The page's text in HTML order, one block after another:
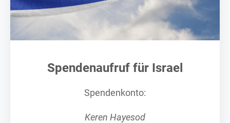
Spendenaufruf für Israel
Spendenkonto:
Keren Hayesod